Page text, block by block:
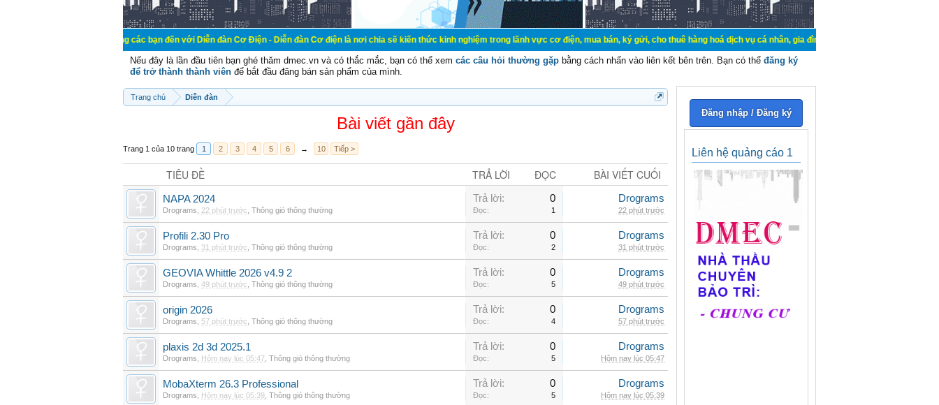
Chào mừng các bạn đến với Diễn đàn Cơ Điện - Diễn đàn Cơ điện là nơi chia sẽ kiến thức kinh nghiệm trong lãnh vực cơ điện, mua bán, ký gửi, cho thuê hàng hoá dịch vụ cá nhân, gia đình. Mua bán, ký gửi, cho thuê thiết bị
Nếu đây là lần đầu tiên bạn ghé thăm dmec.vn và có thắc mắc, bạn có thể xem các câu hỏi thường gặp bằng cách nhấn vào liên kết bên trên. Bạn có thể đăng ký
để trở thành thành viên để bắt đầu đăng bán sản phẩm của mình.
Trang chủ Diễn đàn
Bài viết gần đây
Trang 1 của 10 trang 1 2 3 4 5 6 → 10 Tiếp >
TIÊU ĐỀ TRẢ LỜI ĐỌC BÀI VIẾT CUỐI
NAPA 2024
Drograms 22 phút trước Thông gió thông thường
Trả lời: 0
Đọc: 1
Drograms
22 phút trước
Profili 2.30 Pro
Drograms 31 phút trước Thông gió thông thường
Trả lời: 0
Đọc: 2
Drograms
31 phút trước
GEOVIA Whittle 2026 v4.9 2
Drograms 49 phút trước Thông gió thông thường
Trả lời: 0
Đọc: 5
Drograms
49 phút trước
origin 2026
Drograms 57 phút trước Thông gió thông thường
Trả lời: 0
Đọc: 4
Drograms
57 phút trước
plaxis 2d 3d 2025.1
Drograms Hôm nay lúc 05:47 Thông gió thông thường
Trả lời: 0
Đọc: 5
Drograms
Hôm nay lúc 05:47
MobaXterm 26.3 Professional
Drograms Hôm nay lúc 05:39 Thông gió thông thường
Trả lời: 0
Đọc: 5
Drograms
Hôm nay lúc 05:39
Đăng nhập / Đăng ký
Liên hệ quảng cáo 1